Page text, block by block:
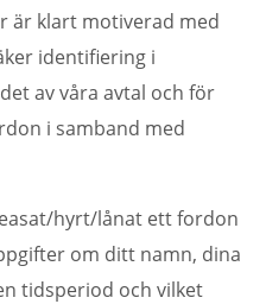
är klart motiverad med
identifiering i
av våra avtal och för
i samband med
hyrt/lånat ett fordon
om ditt namn, dina
tidsperiod och vilket